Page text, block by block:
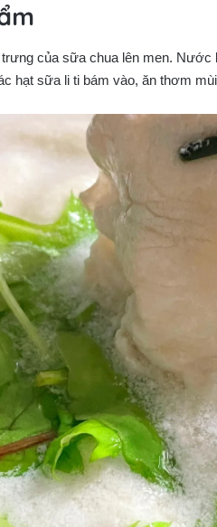
của sữa chua lên men.
hạt sữa li ti bám vào, ăn thơm